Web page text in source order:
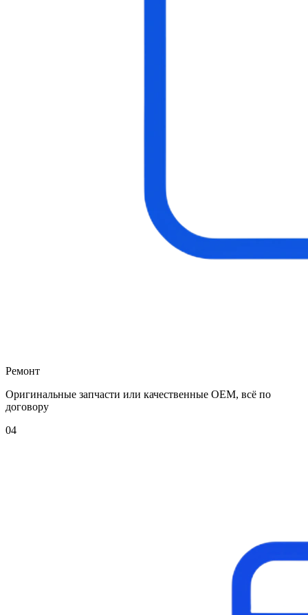
Ремонт
Оригинальные запчасти или качественные OEM, всё по
договору
04